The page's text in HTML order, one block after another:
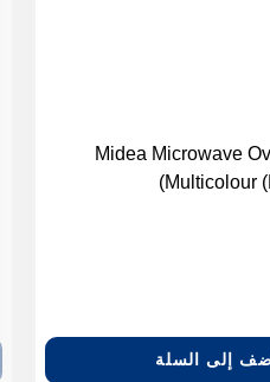
Midea Microwave
Multicolour
إلى السلة